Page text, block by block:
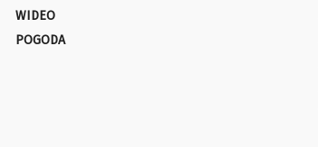
WIDEO
POGODA